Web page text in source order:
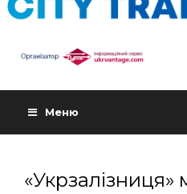
Меню
«Укрзалізниця»